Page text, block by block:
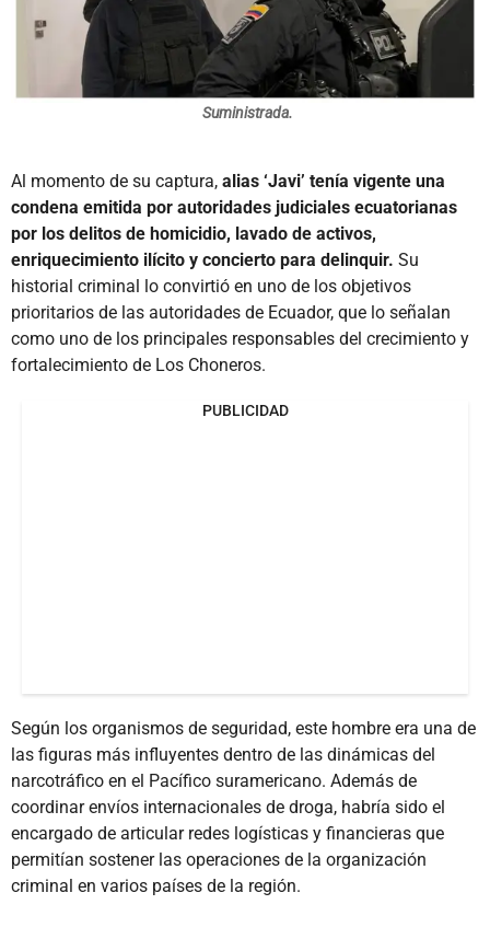
Suministrada.
Al momento de su captura, alias ‘Javi’ tenía vigente una
condena emitida por autoridades judiciales ecuatorianas
por los delitos de homicidio, lavado de activos,
enriquecimiento ilícito y concierto para delinquir. Su
historial criminal lo convirtió en uno de los objetivos
prioritarios de las autoridades de Ecuador, que lo señalan
como uno de los principales responsables del crecimiento y
fortalecimiento de Los Choneros.
PUBLICIDAD
Según los organismos de seguridad, este hombre era una de
las figuras más influyentes dentro de las dinámicas del
narcotráfico en el Pacífico suramericano. Además de
coordinar envíos internacionales de droga, habría sido el
encargado de articular redes logísticas y financieras que
permitían sostener las operaciones de la organización
criminal en varios países de la región.